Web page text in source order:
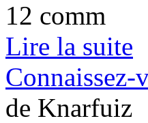
12 comm
Lire la suite
Connaissez-
de Knarfuiz